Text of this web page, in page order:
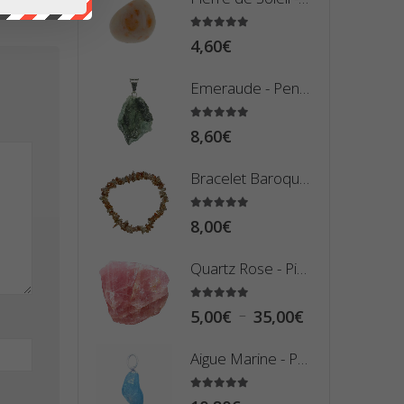
4,60€
Emeraude - Pendentif Pierre Brute
8,60€
Bracelet Baroque en Pierre de Soleil
8,00€
Quartz Rose - Pierre Brute
5,00€ – 35,00€
prix :
Aigue Marine - Pendentif Pierre Roulée